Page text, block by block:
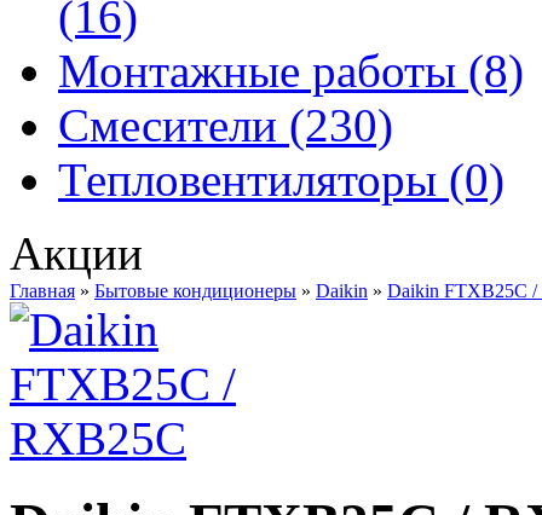
(16)
Монтажные работы (8)
Смесители (230)
Тепловентиляторы (0)
Акции
Главная » Бытовые кондиционеры » Daikin » Daikin FTXB25C